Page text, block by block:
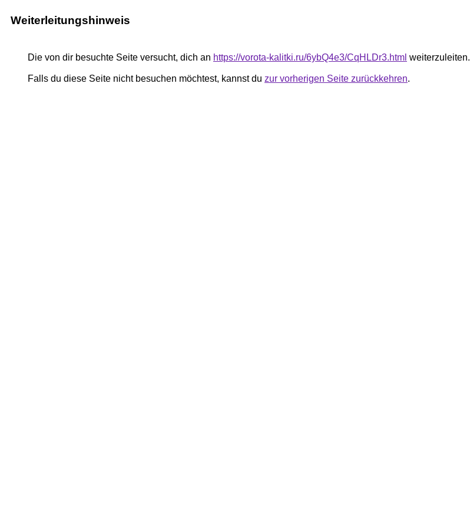
Weiterleitungshinweis
Die von dir besuchte Seite versucht, dich an https://vorota-kalitki.ru/6ybQ4e3/CqHLDr3.html weiterzuleiten.
Falls du diese Seite nicht besuchen möchtest, kannst du zur vorherigen Seite zurückkehren.